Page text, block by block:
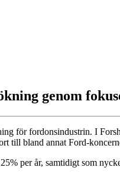
genom
för fordonsindustrin. I
till bland annat Ford-
per år, samtidigt som